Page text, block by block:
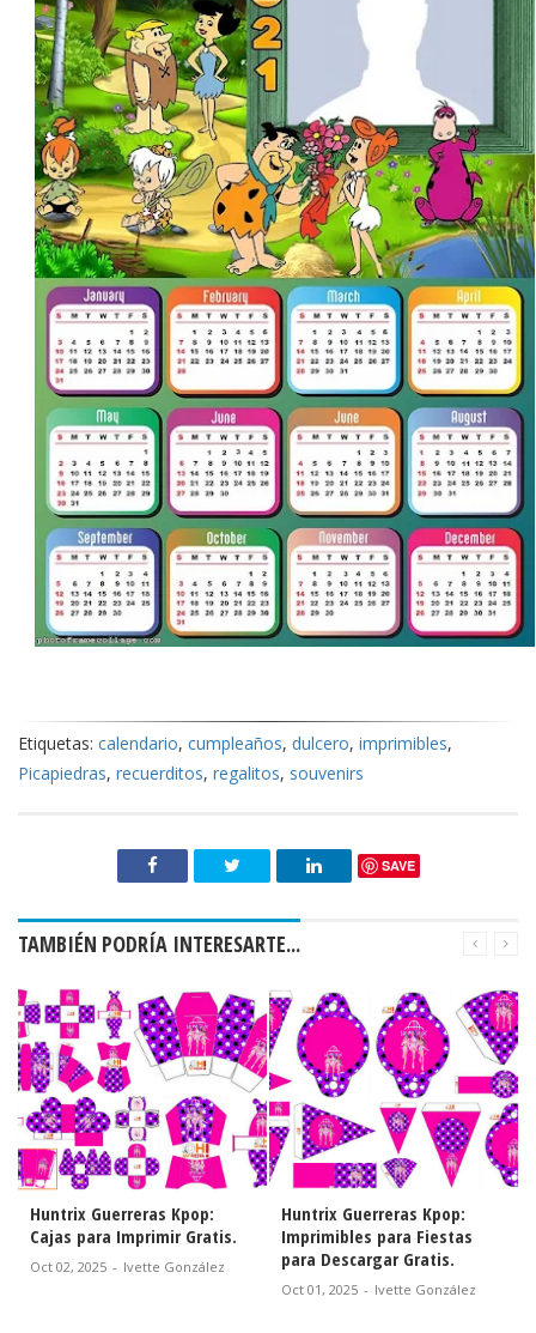
Etiquetas: calendario, cumpleaños, dulcero, imprimibles,
Picapiedras, recuerditos, regalitos, souvenirs
SAVE
TAMBIÉN PODRÍA INTERESARTE...
Huntrix Guerreras Kpop:
Cajas para Imprimir Gratis.
Oct 02, 2025 - Ivette González
Huntrix Guerreras Kpop:
Imprimibles para Fiestas
para Descargar Gratis.
Oct 01, 2025 - Ivette González